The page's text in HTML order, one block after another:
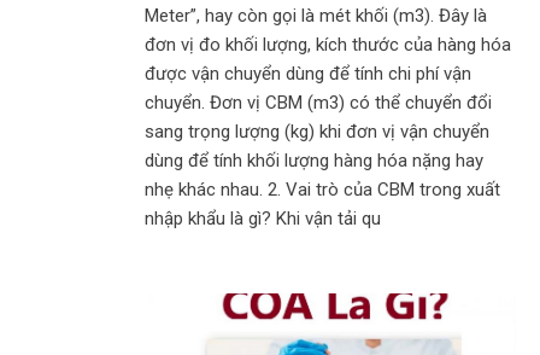
Meter”, hay còn gọi là mét khối (m3). Đây là
đơn vị đo khối lượng, kích thước của hàng hóa
được vận chuyển dùng để tính chi phí vận
chuyển. Đơn vị CBM (m3) có thể chuyển đổi
sang trọng lượng (kg) khi đơn vị vận chuyển
dùng để tính khối lượng hàng hóa nặng hay
nhẹ khác nhau. 2. Vai trò của CBM trong xuất
nhập khẩu là gì? Khi vận tải qu